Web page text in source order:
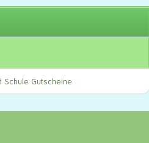
Schule Gutscheine